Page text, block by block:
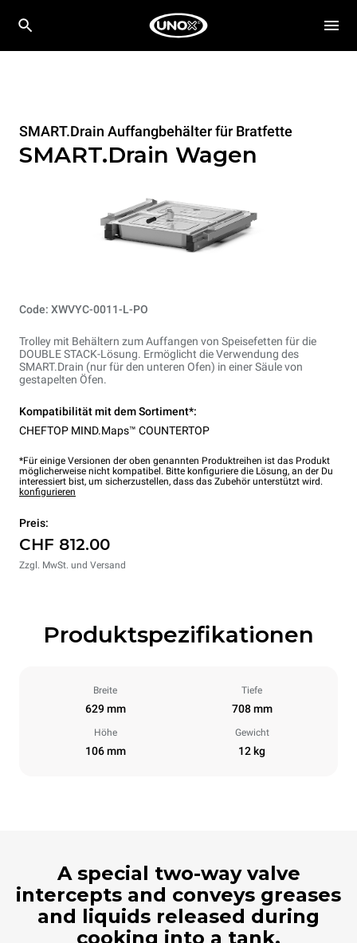
SMART.Drain Auffangbehälter für Bratfette
SMART.Drain Wagen
Code: XWVYC-0011-L-PO
Trolley mit Behältern zum Auffangen von Speisefetten für die
DOUBLE STACK-Lösung. Ermöglicht die Verwendung des
SMART.Drain (nur für den unteren Ofen) in einer Säule von
gestapelten Öfen.
Kompatibilität mit dem Sortiment*:
CHEFTOP MIND.Maps™ COUNTERTOP
*Für einige Versionen der oben genannten Produktreihen ist das Produkt
möglicherweise nicht kompatibel. Bitte konfiguriere die Lösung, an der Du
interessiert bist, um sicherzustellen, dass das Zubehör unterstützt wird.
konfigurieren
Preis:
CHF 812.00
Zzgl. MwSt. und Versand
Produktspezifikationen
Breite
629 mm
Tiefe
708 mm
Höhe
106 mm
Gewicht
12 kg
A special two-way valve
intercepts and conveys greases
and liquids released during
cooking into a tank.